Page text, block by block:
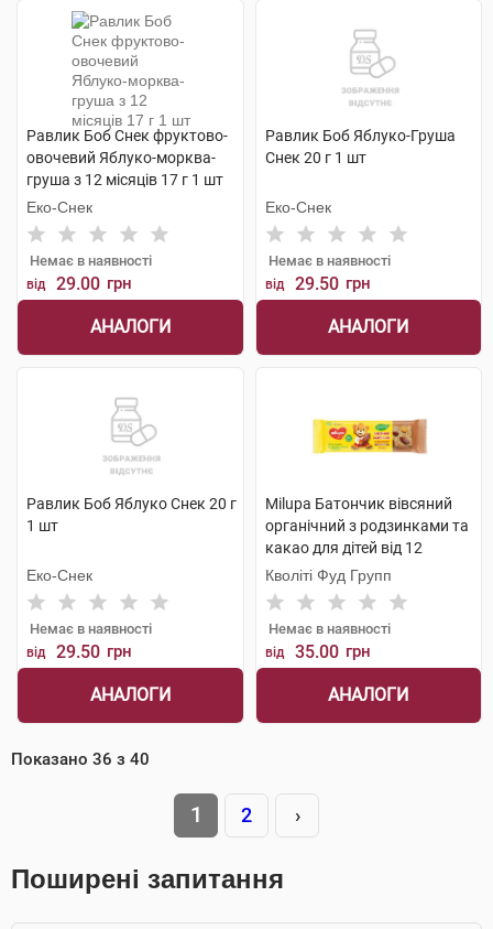
Равлик Боб Снек фруктово-
овочевий Яблуко-морква-
груша з 12 місяців 17 г 1 шт
Еко-Снек
Немає в наявності
від 29.00 грн
АНАЛОГИ
Равлик Боб Яблуко-Груша
Снек 20 г 1 шт
Еко-Снек
Немає в наявності
від 29.50 грн
АНАЛОГИ
Равлик Боб Яблуко Снек 20 г
1 шт
Еко-Снек
Немає в наявності
від 29.50 грн
АНАЛОГИ
Milupa Батончик вівсяний
органічний з родзинками та
какао для дітей від 12
місяців 20 г
Кволіті Фуд Групп
Немає в наявності
від 35.00 грн
АНАЛОГИ
Показано 36 з 40
1 2 ›
Поширені запитання